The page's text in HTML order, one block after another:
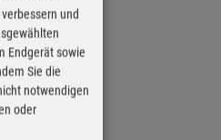
und
Endgerät sowie
Sie die
notwendigen
oder